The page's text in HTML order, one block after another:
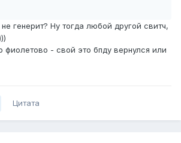
генерит? Ну тогда любой другой свитч,
фиолетово - свой это бпду вернулся или
Цитата